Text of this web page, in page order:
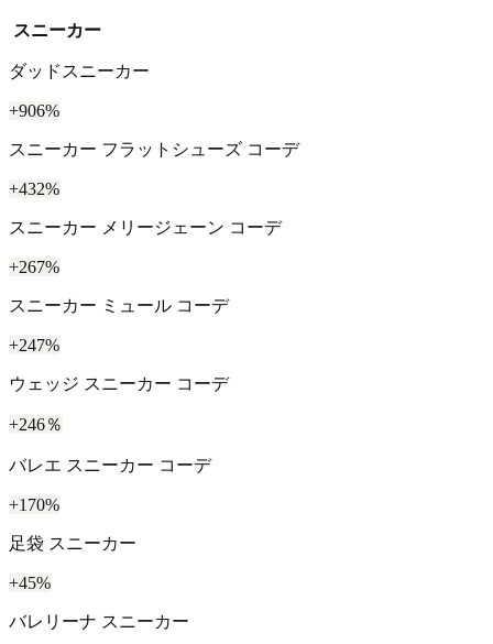
スニーカー
ダッドスニーカー
+906%
スニーカー フラットシューズ コーデ
+432%
スニーカー メリージェーン コーデ
+267%
スニーカー ミュール コーデ
+247%
ウェッジ スニーカー コーデ
+246％
バレエ スニーカー コーデ
+170%
足袋 スニーカー
+45%
バレリーナ スニーカー